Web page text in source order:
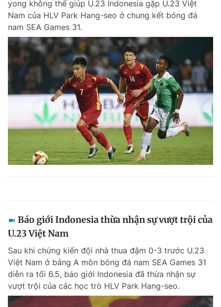
yong không thể giúp U.23 Indonesia gặp U.23 Việt
Nam của HLV Park Hang-seo ở chung kết bóng đá
nam SEA Games 31.
Báo giới Indonesia thừa nhận sự vượt trội của
U.23 Việt Nam
Sau khi chứng kiến đội nhà thua đậm 0-3 trước U.23
Việt Nam ở bảng A môn bóng đá nam SEA Games 31
diễn ra tối 6.5, báo giới Indonesia đã thừa nhận sự
vượt trội của các học trò HLV Park Hang-seo.